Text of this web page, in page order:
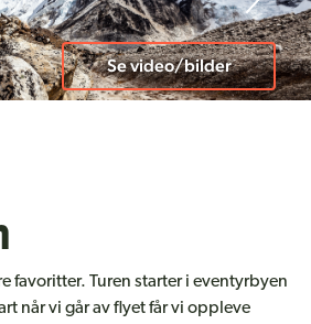
Se video/bilder
favoritter. Turen starter i eventyrbyen
når vi går av flyet får vi oppleve